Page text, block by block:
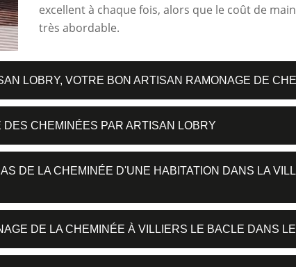
excellent à chaque fois, alors que le coût de
très abordable.
LOBRY, VOTRE BON ARTISAN RAMONAGE DE
DES CHEMINÉES PAR ARTISAN LOBRY
DE LA CHEMINÉE D'UNE HABITATION DANS LA
DE LA CHEMINÉE À VILLIERS LE BACLE DANS